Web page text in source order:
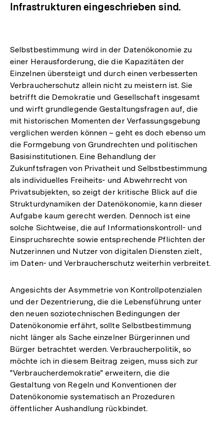
Infrastrukturen eingeschrieben sind.
Selbstbestimmung wird in der Datenökonomie zu
einer Herausforderung, die die Kapazitäten der
Einzelnen übersteigt und durch einen verbesserten
Verbraucherschutz allein nicht zu meistern ist. Sie
betrifft die Demokratie und Gesellschaft insgesamt
und wirft grundlegende Gestaltungsfragen auf, die
mit historischen Momenten der Verfassungsgebung
verglichen werden können – geht es doch ebenso um
die Formgebung von Grundrechten und politischen
Basisinstitutionen. Eine Behandlung der
Zukunftsfragen von Privatheit und Selbstbestimmung
als individuelles Freiheits- und Abwehrrecht von
Privatsubjekten, so zeigt der kritische Blick auf die
Strukturdynamiken der Datenökonomie, kann dieser
Aufgabe kaum gerecht werden. Dennoch ist eine
solche Sichtweise, die auf Informationskontroll- und
Einspruchsrechte sowie entsprechende Pflichten der
Nutzerinnen und Nutzer von digitalen Diensten zielt,
im Daten- und Verbraucherschutz weiterhin verbreitet.
Angesichts der Asymmetrie von Kontrollpotenzialen
und der Dezentrierung, die die Lebensführung unter
den neuen soziotechnischen Bedingungen der
Datenökonomie erfährt, sollte Selbstbestimmung
nicht länger als Sache einzelner Bürgerinnen und
Bürger betrachtet werden. Verbraucherpolitik, so
möchte ich in diesem Beitrag zeigen, muss sich zur
"Verbraucherdemokratie" erweitern, die die
Gestaltung von Regeln und Konventionen der
Datenökonomie systematisch an Prozeduren
öffentlicher Aushandlung rückbindet.